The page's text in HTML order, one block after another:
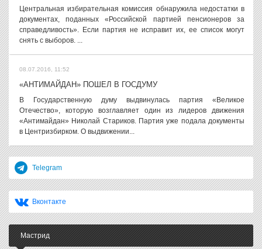
Центральная избирательная комиссия обнаружила недостатки в
документах, поданных «Российской партией пенсионеров за
справедливость». Если партия не исправит их, ее список могут
снять с выборов. ...
08.07.2016, 11:52
«АНТИМАЙДАН» ПОШЕЛ В ГОСДУМУ
В Государственную думу выдвинулась партия «Великое
Отечество», которую возглавляет один из лидеров движения
«Антимайдан» Николай Стариков. Партия уже подала документы
в Центризбирком. О выдвижении...
Telegram
Вконтакте
Мастрид